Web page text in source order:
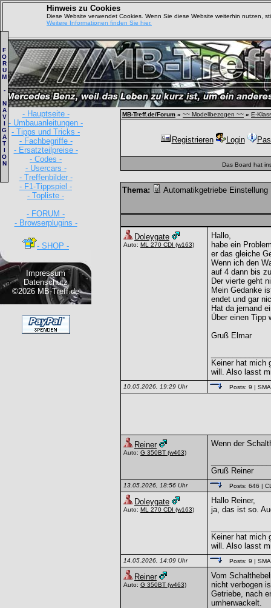
Hinweis zu Cookies
Diese Website verwendet Cookies. Wenn Sie diese Website weiterhin nutzen,
Weitere Informationen finden Sie hier.
- Hauptseite -
- Umbauanleitungen -
- Tipps und Tricks -
- Fachbegriffe -
- Ersatzteilpreise -
- Codes -
- Usercars -
- Treffenbilder -
- F1-Tippspiel -
- Topliste -
- FORUM -
- Browserplugins -
- SHOP -
Impressum
Datenschutz
©2026 MB-Treff.de
F
O
R
U
M
-
N
A
V
I
G
A
T
I
O
N
MB-Treff.de/Forum » ~~ Modellbezogen ~~ » E-
Registrieren Login
Das Board hat
Thema: Automatikgetriebe Einstellung
Doleygate
Auto: ML 270 CDI (w163)
Hallo,
habe ein
er das gleiche
Wenn ich den
auf 4 dann bis
Der vierte geht
Mein Gedanke
endet und gar
Hat da jemand
Über einen Tipp
Gruß Elmar
Keiner hat mich
will. Also lasst
10.05.2026, 19:29 Uhr Posts: 9 |
Reiner
Auto: G 350BT (w463)
Wenn der
Gruß Reiner
13.05.2026, 18:56 Uhr Posts: 646 |
Doleygate
Auto: ML 270 CDI (w163)
Hallo Reiner,
ja, das ist so.
Keiner hat mich
will. Also lasst
14.05.2026, 14:09 Uhr Posts: 9 |
Reiner
Auto: G 350BT (w463)
Vom
nicht verbogen
Getriebe, nach
umherwackelt.